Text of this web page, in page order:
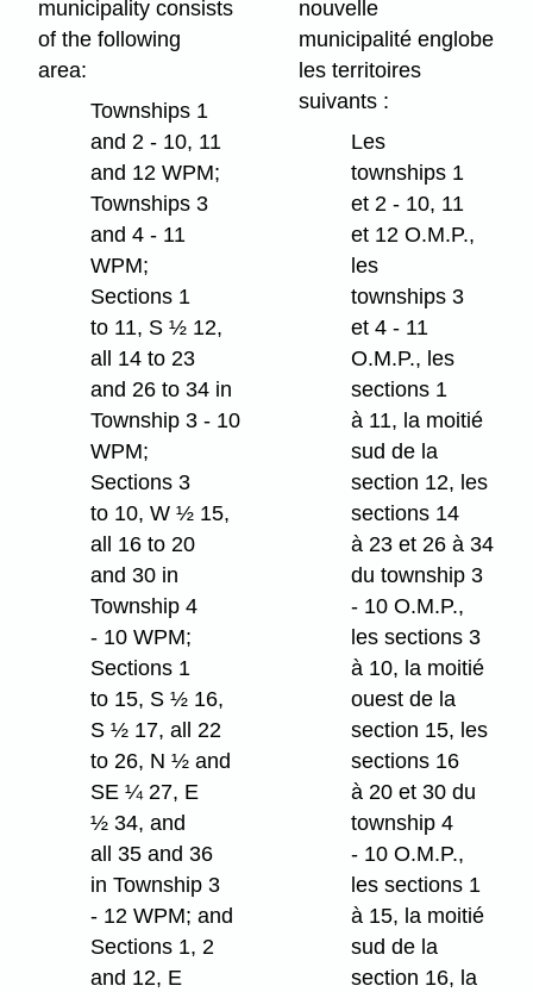
municipality consists
of the following
area:
Townships 1
and 2 - 10, 11
and 12 WPM;
Townships 3
and 4 - 11
WPM;
Sections 1
to 11, S ½ 12,
all 14 to 23
and 26 to 34 in
Township 3 - 10
WPM;
Sections 3
to 10, W ½ 15,
all 16 to 20
and 30 in
Township 4
- 10 WPM;
Sections 1
to 15, S ½ 16,
S ½ 17, all 22
to 26, N ½ and
SE ¼ 27, E
½ 34, and
all 35 and 36
in Township 3
- 12 WPM; and
Sections 1, 2
and 12, E
nouvelle
municipalité englobe
les territoires
suivants :
Les
townships 1
et 2 - 10, 11
et 12 O.M.P.,
les
townships 3
et 4 - 11
O.M.P., les
sections 1
à 11, la moitié
sud de la
section 12, les
sections 14
à 23 et 26 à 34
du township 3
- 10 O.M.P.,
les sections 3
à 10, la moitié
ouest de la
section 15, les
sections 16
à 20 et 30 du
township 4
- 10 O.M.P.,
les sections 1
à 15, la moitié
sud de la
section 16, la